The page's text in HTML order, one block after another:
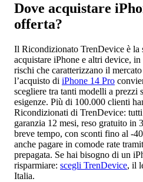
Dove acquistare
offerta?
Il Ricondizionato TrenDevice è la
acquistare iPhone e altri device,
rischi che caratterizzano il
l’acquisto di iPhone 14 Pro
scegliere tra tanti modelli a prezzi
esigenze. Più di 100.000 clienti
Ricondizionati di TrenDevice:
garanzia 12 mesi, reso gratuito in
breve tempo, con sconti fino al -
anche pagare in comode rate
prepagata. Se hai bisogno di un
risparmiare: scegli TrenDevice, il
Italia.